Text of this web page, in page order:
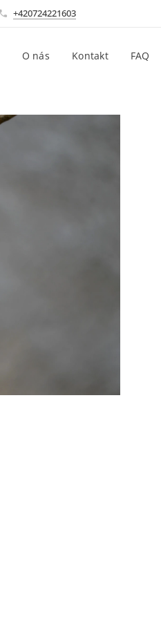
+420724221603
O nás Kontakt FAQ